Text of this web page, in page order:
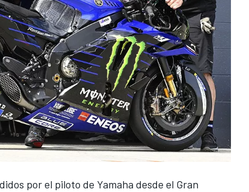
por el piloto de Yamaha desde el Gran